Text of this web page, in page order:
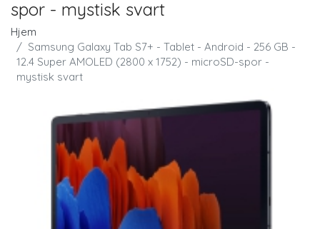
spor - mystisk svart
Hjem
Samsung Galaxy Tab S7+ - Tablet - Android - 256 GB -
12.4 Super AMOLED (2800 x 1752) - microSD-spor -
mystisk svart